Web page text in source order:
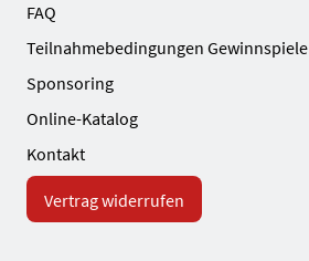
FAQ
Teilnahmebedingungen Gewinnspiele
Sponsoring
Online-Katalog
Kontakt
Vertrag widerrufen